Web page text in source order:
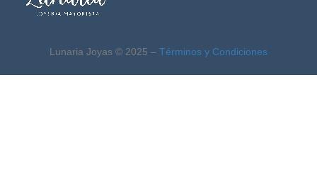
Lunaria Joyas © 2025 – Términos y Condiciones